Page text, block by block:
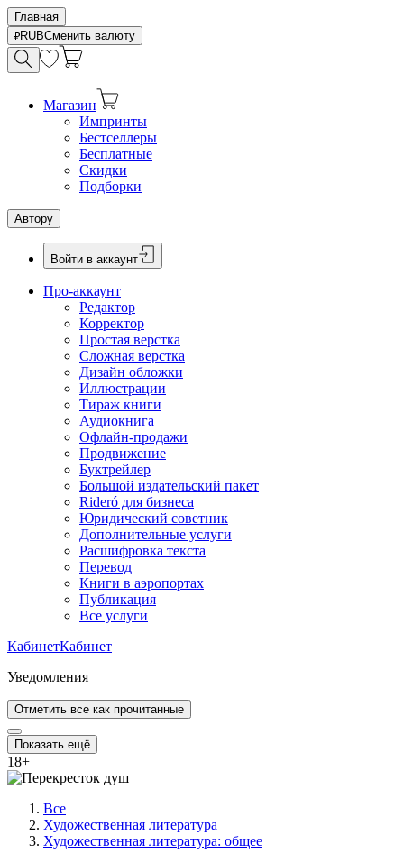
Главная
RUBСменить валюту
Магазин
Импринты
Бестселлеры
Бесплатные
Скидки
Подборки
Автору
Войти в аккаунт
Про-аккаунт
Редактор
Корректор
Простая верстка
Сложная верстка
Дизайн обложки
Иллюстрации
Тираж книги
Аудиокнига
Офлайн-продажи
Продвижение
Буктрейлер
Большой издательский пакет
Rideró для бизнеса
Юридический советник
Дополнительные услуги
Расшифровка текста
Перевод
Книги в аэропортах
Публикация
Все услуги
КабинетКабинет
Уведомления
Отметить все как прочитанные
Показать ещё
18+
Все
Художественная литература
Художественная литература: общее